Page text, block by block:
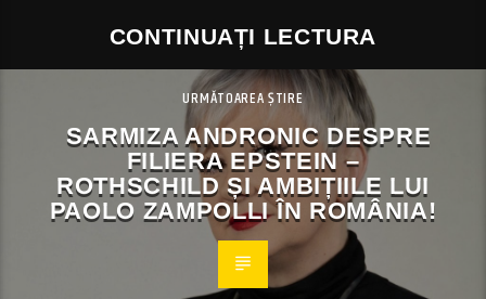
CONTINUAȚI LECTURA
URMĂTOAREA ȘTIRE
SARMIZA ANDRONIC DESPRE
FILIERA EPSTEIN –
ROTHSCHILD ȘI AMBIȚIILE LUI
PAOLO ZAMPOLLI ÎN ROMÂNIA!